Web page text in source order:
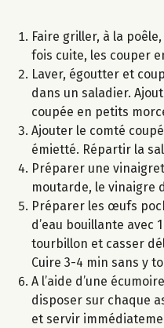
Faire griller, à la
fois cuite, les couper
Laver, égoutter et
dans un saladier.
coupée en petits
Ajouter le comté
émietté. Répartir la
Préparer une
moutarde, le vinaigre
Préparer les œufs
d’eau bouillante avec
tourbillon et casser
Cuire 3-4 min sans y
A l’aide d’une
disposer sur chaque
et servir